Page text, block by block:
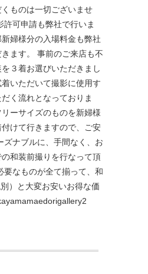
ものは一切ございませ
許可申請も弊社で行いま
婦様分の入場料金も弊社
ます。 事前のご来店も不
３着お選びいただきまし
いただいて撮影に使用す
く流れとなっておりま
ーサイズのものを新婦様
けて行きますので、ご安
ズナブルに、手間なく、お
和装前撮りを行なって頂
要なものが全て揃って、和
）と大変お安いお得な価